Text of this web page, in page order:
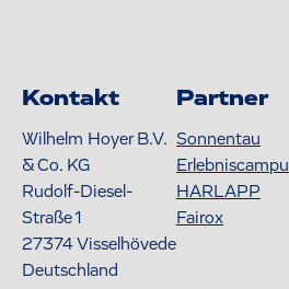
Kontakt
Wilhelm Hoyer B.V.
& Co. KG
Rudolf-Diesel-
Straße 1
27374Visselhövede
Deutschland
Partner
Sonnentau
HARLAPP
Fairox